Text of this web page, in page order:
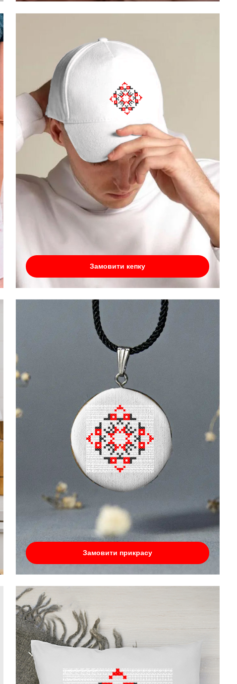
Замовити кепку
Замовити прикрасу